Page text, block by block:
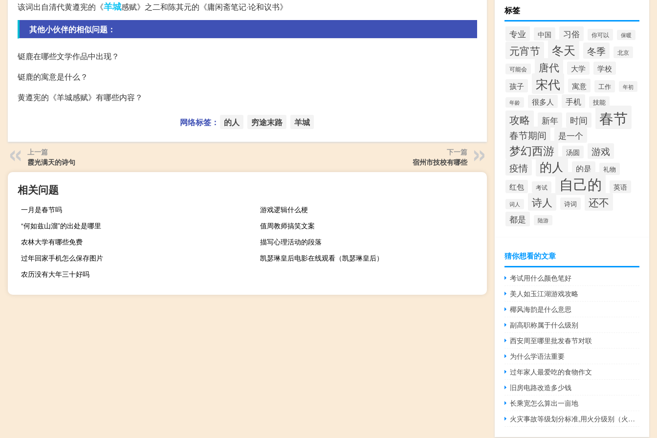
该词出自清代黄遵宪的《羊城感赋》之二和陈其元的《庸闲斋笔记·论和议书》
其他小伙伴的相似问题：
铤鹿在哪些文学作品中出现？
铤鹿的寓意是什么？
黄遵宪的《羊城感赋》有哪些内容？
网络标签： 的人 穷途末路 羊城
上一篇
霞光满天的诗句
下一篇
宿州市技校有哪些
相关问题
一月是春节吗
游戏逻辑什么梗
“何如兹山溜”的出处是哪里
值周教师搞笑文案
农林大学有哪些免费
描写心理活动的段落
过年回家手机怎么保存图片
凯瑟琳皇后电影在线观看（凯瑟琳皇后）
农历没有大年三十好吗
标签
专业 中国 习俗 你可以 保暖
元宵节 冬天 冬季 北京
可能会 唐代 大学
学校
孩子
宋代 寓意 工作 年初
年龄 很多人 手机 技能
攻略 新年 时间 春节
春节期间 是一个
梦幻西游 汤圆 游戏
疫情 的人 的是 礼物
红包 考试 自己的 英语
词人 诗人 诗词 还不
都是 陆游
猜你想看的文章
考试用什么颜色笔好
美人如玉江湖游戏攻略
椰风海韵是什么意思
副高职称属于什么级别
西安周至哪里批发春节对联
为什么学语法重要
过年家人最爱吃的食物作文
旧房电路改造多少钱
长乘宽怎么算出一亩地
火灾事故等级划分标准,用火分级别（火灾事故等级划分标准）